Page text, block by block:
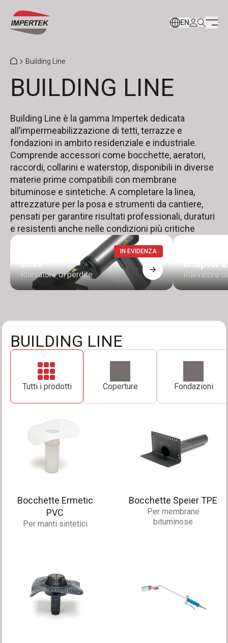
EN
Building Line
BUILDING LINE
Building Line è la gamma Impertek dedicata
all’impermeabilizzazione di tetti, terrazze e
fondazioni in ambito residenziale e industriale.
Comprende accessori come bocchette, aeratori,
raccordi, collarini e waterstop, disponibili in diverse
materie prime compatibili con membrane
bituminose e sintetiche. A completare la linea,
attrezzature per la posa e strumenti da cantiere,
pensati per garantire risultati professionali, duraturi
e resistenti anche nelle condizioni più critiche
IN EVIDENZA
eRex
Rilevatore di perdite
eRaptor
Rilevatore
BUILDING LINE
Tutti i prodotti Coperture Fondazioni
Bocchette Ermetic
PVC
Per manti sintetici
Bocchette Speier TPE
Per membrane
bituminose